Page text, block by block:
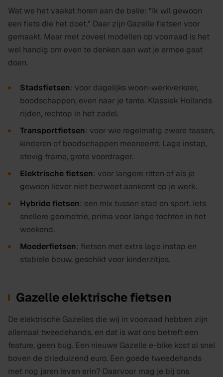
Wat we het vaakst horen aan de balie: "Ik wil gewoon
een fiets die het doet." Daar zijn Gazelle fietsen voor
gemaakt. Maar met zoveel modellen op voorraad is het
wel handig om even te denken aan wat je ermee gaat
doen.
Stadsfietsen: voor dagelijks woon-werkverkeer,
boodschappen, even naar je tante. Klassiek Hollands
rijden, rechtop in het zadel.
Transportfietsen: voor wie regelmatig zware tassen,
kinderen of boodschappen meeneemt. Lage instap,
stevig frame, grote voordrager.
Elektrische fietsen: voor langere ritten of als je
gewoon liever niet bezweet aankomt op je werk.
Hybride fietsen: een mix tussen stad en sport. Iets
snellere geometrie, prima voor lange tochten in het
weekend.
Moederfietsen: fietsen met extra lage instap en
stabiele bouw, geschikt voor kinderzitjes.
Gazelle elektrische fietsen
De elektrische Gazelles die wij in voorraad hebben zijn
allemaal tweedehands, en dat is wat ons betreft een
feature, geen bug. Een nieuwe Gazelle e-bike kost al snel
boven de drieduizend euro. Een goede tweedehands
met nog jaren leven erin? Daarvoor mag je bij ons